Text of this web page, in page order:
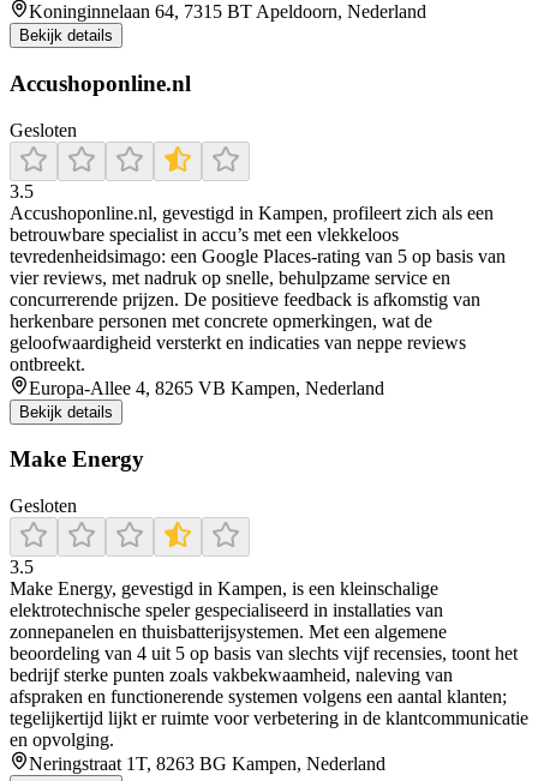
Koninginnelaan 64, 7315 BT Apeldoorn, Nederland
Bekijk details
Accushoponline.nl
Gesloten
3.5
Accushoponline.nl, gevestigd in Kampen, profileert zich als een
betrouwbare specialist in accu’s met een vlekkeloos
tevredenheidsimago: een Google Places-rating van 5 op basis van
vier reviews, met nadruk op snelle, behulpzame service en
concurrerende prijzen. De positieve feedback is afkomstig van
herkenbare personen met concrete opmerkingen, wat de
geloofwaardigheid versterkt en indicaties van neppe reviews
ontbreekt.
Europa-Allee 4, 8265 VB Kampen, Nederland
Bekijk details
Make Energy
Gesloten
3.5
Make Energy, gevestigd in Kampen, is een kleinschalige
elektrotechnische speler gespecialiseerd in installaties van
zonnepanelen en thuisbatterijsystemen. Met een algemene
beoordeling van 4 uit 5 op basis van slechts vijf recensies, toont het
bedrijf sterke punten zoals vakbekwaamheid, naleving van
afspraken en functionerende systemen volgens een aantal klanten;
tegelijkertijd lijkt er ruimte voor verbetering in de klantcommunicatie
en opvolging.
Neringstraat 1T, 8263 BG Kampen, Nederland